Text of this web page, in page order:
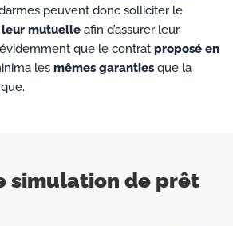
peuvent donc solliciter le
mutuelle afin d’assurer leur
que le contrat proposé en
les mêmes garanties que la
simulation de prêt